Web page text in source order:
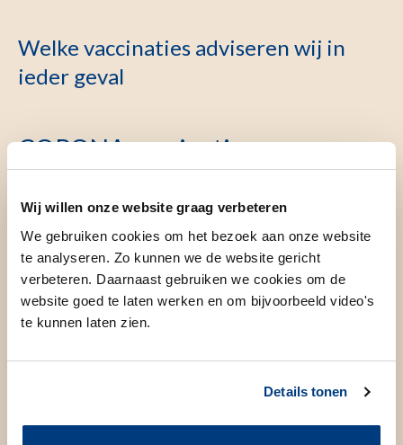
Wij willen onze website graag verbeteren
We gebruiken cookies om het bezoek aan onze website
te analyseren. Zo kunnen we de website gericht
verbeteren. Daarnaast gebruiken we cookies om de
website goed te laten werken en om bijvoorbeeld video's
te kunnen laten zien.
Details tonen
Welke vaccinaties adviseren wij in
ieder geval
CORONA vaccinatie
binnen de risicogroep, wij adviseren u deze vaccinatie te
halen als deze aangeboden wordt. Vanaf eind augustus kunt
u een afspraak maken bij de GGD voor de coronaprik via
planjeprik.nl (GGD) ook als u geen brief heeft gehad.
Meer informatie over de corona vaccinatie.
Bent u kort geleden besmet geweest met corona wacht dan
3 maanden, u heeft dan nog genoeg antistoffen van uzelf